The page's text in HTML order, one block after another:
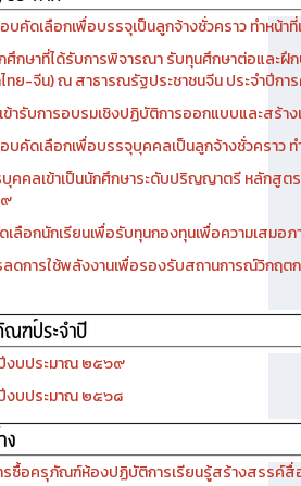
บคัดเลือกเพื่อบรรจุเป็นลูกจ้างชั่วคราว ทำหน้าที่
ศึกษาที่ได้รับการพิจารณา รับทุนศึกษาต่อและฝึ
ทย-จีน) ณ สาธารณรัฐประชาชนจีน ประจำปีก
ข้ารับการอบรมเชิงปฏิบัติการออกแบบและสร้า
บคัดเลือกเพื่อบรรจุบุคคลเป็นลูกจ้างชั่วคราว ท
คคลเข้าเป็นนักศึกษาระดับปริญญาตรี หลักสูต
เลือกนักเรียนเพื่อรับทุนกองทุนเพื่อความเสมอ
ลดการใช้พลังงานเพื่อรองรับสถานการณ์วิกฤ
งบประมาณ ๒๕๖๙
งบประมาณ ๒๕๖๘